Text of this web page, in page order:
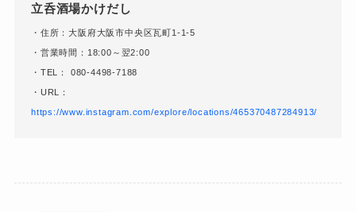
立呑酒場かけだし
・住所：大阪府大阪市中央区瓦町1-1-5
・営業時間：18:00～翌2:00
・TEL： 080-4498-7188
・URL：
https://www.instagram.com/explore/locations/465370487284913/